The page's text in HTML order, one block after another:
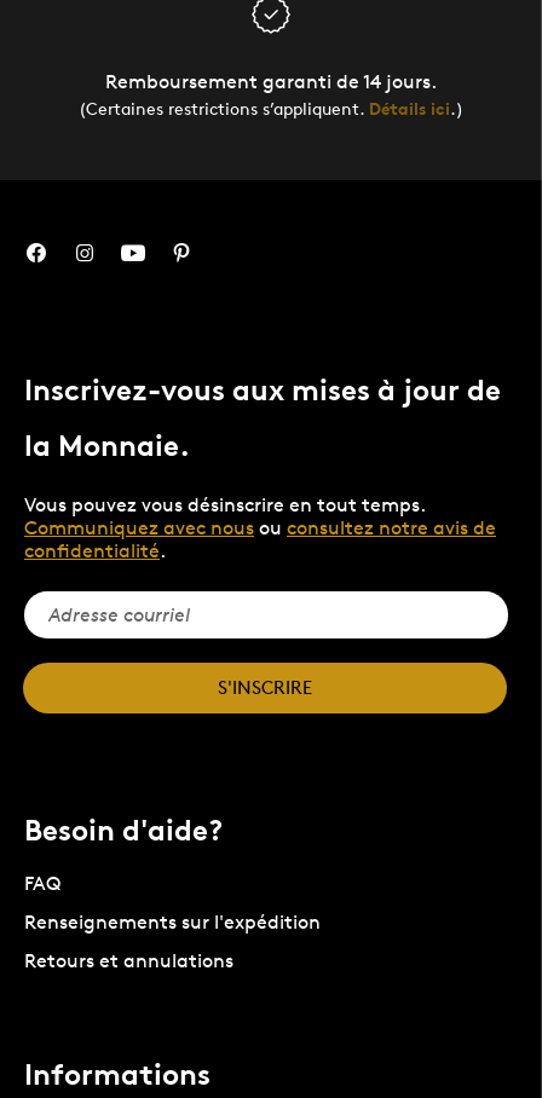
Remboursement garanti de 14 jours.
(Certaines restrictions s’appliquent. Détails ici.)
Inscrivez-vous aux mises à jour de
la Monnaie.
Vous pouvez vous désinscrire en tout temps.
Communiquez avec nous ou consultez notre avis de
confidentialité.
S'INSCRIRE
Besoin d'aide?
FAQ
Renseignements sur l'expédition
Retours et annulations
Informations